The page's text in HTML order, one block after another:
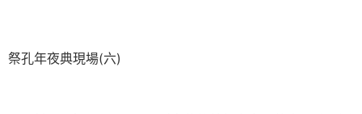
祭孔年夜典現場(六)